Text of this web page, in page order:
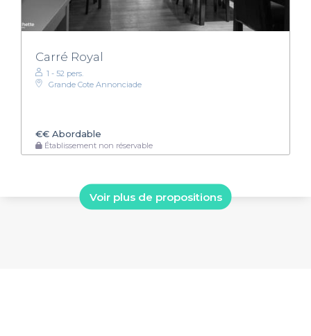
Carré Royal
1 - 52 pers.
Grande Cote Annonciade
€€ Abordable
Établissement non réservable
Voir plus de propositions